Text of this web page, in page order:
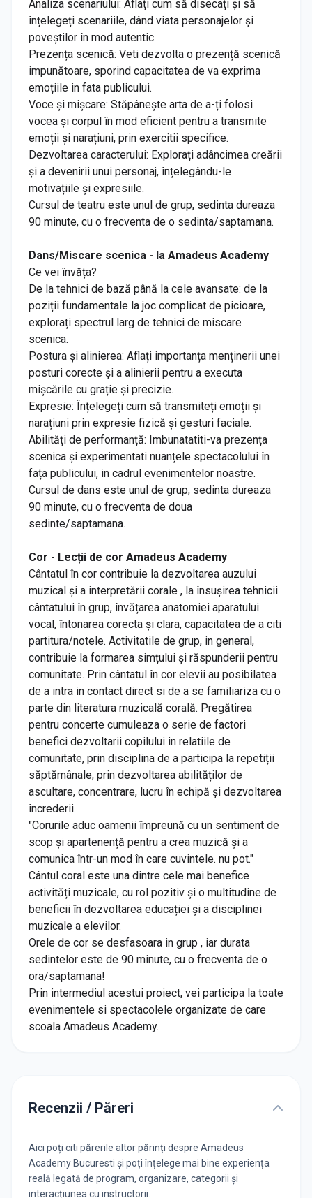
Analiza scenariului: Aflați cum să disecați și să
înțelegeți scenariile, dând viata personajelor și
poveștilor în mod autentic.
Prezența scenică: Veti dezvolta o prezență scenică
impunătoare, sporind capacitatea de va exprima
emoțiile in fata publicului.
Voce și mișcare: Stăpânește arta de a-ți folosi
vocea și corpul în mod eficient pentru a transmite
emoții și narațiuni, prin exercitii specifice.
Dezvoltarea caracterului: Explorați adâncimea creării
și a devenirii unui personaj, înțelegându-le
motivațiile și expresiile.
Cursul de teatru este unul de grup, sedinta dureaza
90 minute, cu o frecventa de o sedinta/saptamana.
Dans/Miscare scenica - la Amadeus Academy
Ce vei învăța?
De la tehnici de bază până la cele avansate: de la
poziții fundamentale la joc complicat de picioare,
explorați spectrul larg de tehnici de miscare
scenica.
Postura și alinierea: Aflați importanța menținerii unei
posturi corecte și a alinierii pentru a executa
mișcările cu grație și precizie.
Expresie: Înțelegeți cum să transmiteți emoții și
narațiuni prin expresie fizică și gesturi faciale.
Abilități de performanță: Imbunatatiti-va prezența
scenica și experimentati nuanțele spectacolului în
fața publicului, in cadrul evenimentelor noastre.
Cursul de dans este unul de grup, sedinta dureaza
90 minute, cu o frecventa de doua
sedinte/saptamana.
Cor - Lecții de cor Amadeus Academy
Cântatul în cor contribuie la dezvoltarea auzului
muzical și a interpretării corale , la însușirea tehnicii
cântatului în grup, învățarea anatomiei aparatului
vocal, întonarea corecta și clara, capacitatea de a citi
partitura/notele. Activitatile de grup, in general,
contribuie la formarea simțului și răspunderii pentru
comunitate. Prin cântatul în cor elevii au posibilatea
de a intra in contact direct si de a se familiariza cu o
parte din literatura muzicală corală. Pregătirea
pentru concerte cumuleaza o serie de factori
benefici dezvoltarii copilului in relatiile de
comunitate, prin disciplina de a participa la repetiții
săptămânale, prin dezvoltarea abilităților de
ascultare, concentrare, lucru în echipă și dezvoltarea
încrederii.
"Corurile aduc oamenii împreună cu un sentiment de
scop și apartenență pentru a crea muzică și a
comunica într-un mod în care cuvintele. nu pot."
Cântul coral este una dintre cele mai benefice
activități muzicale, cu rol pozitiv și o multitudine de
beneficii în dezvoltarea educației și a disciplinei
muzicale a elevilor.
Orele de cor se desfasoara in grup , iar durata
sedintelor este de 90 minute, cu o frecventa de o
ora/saptamana!
Prin intermediul acestui proiect, vei participa la toate
evenimentele si spectacolele organizate de care
scoala Amadeus Academy.
Recenzii / Păreri
Aici poți citi părerile altor părinți despre Amadeus
Academy Bucuresti și poți înțelege mai bine experiența
reală legată de program, organizare, categorii și
interacțiunea cu instructorii.